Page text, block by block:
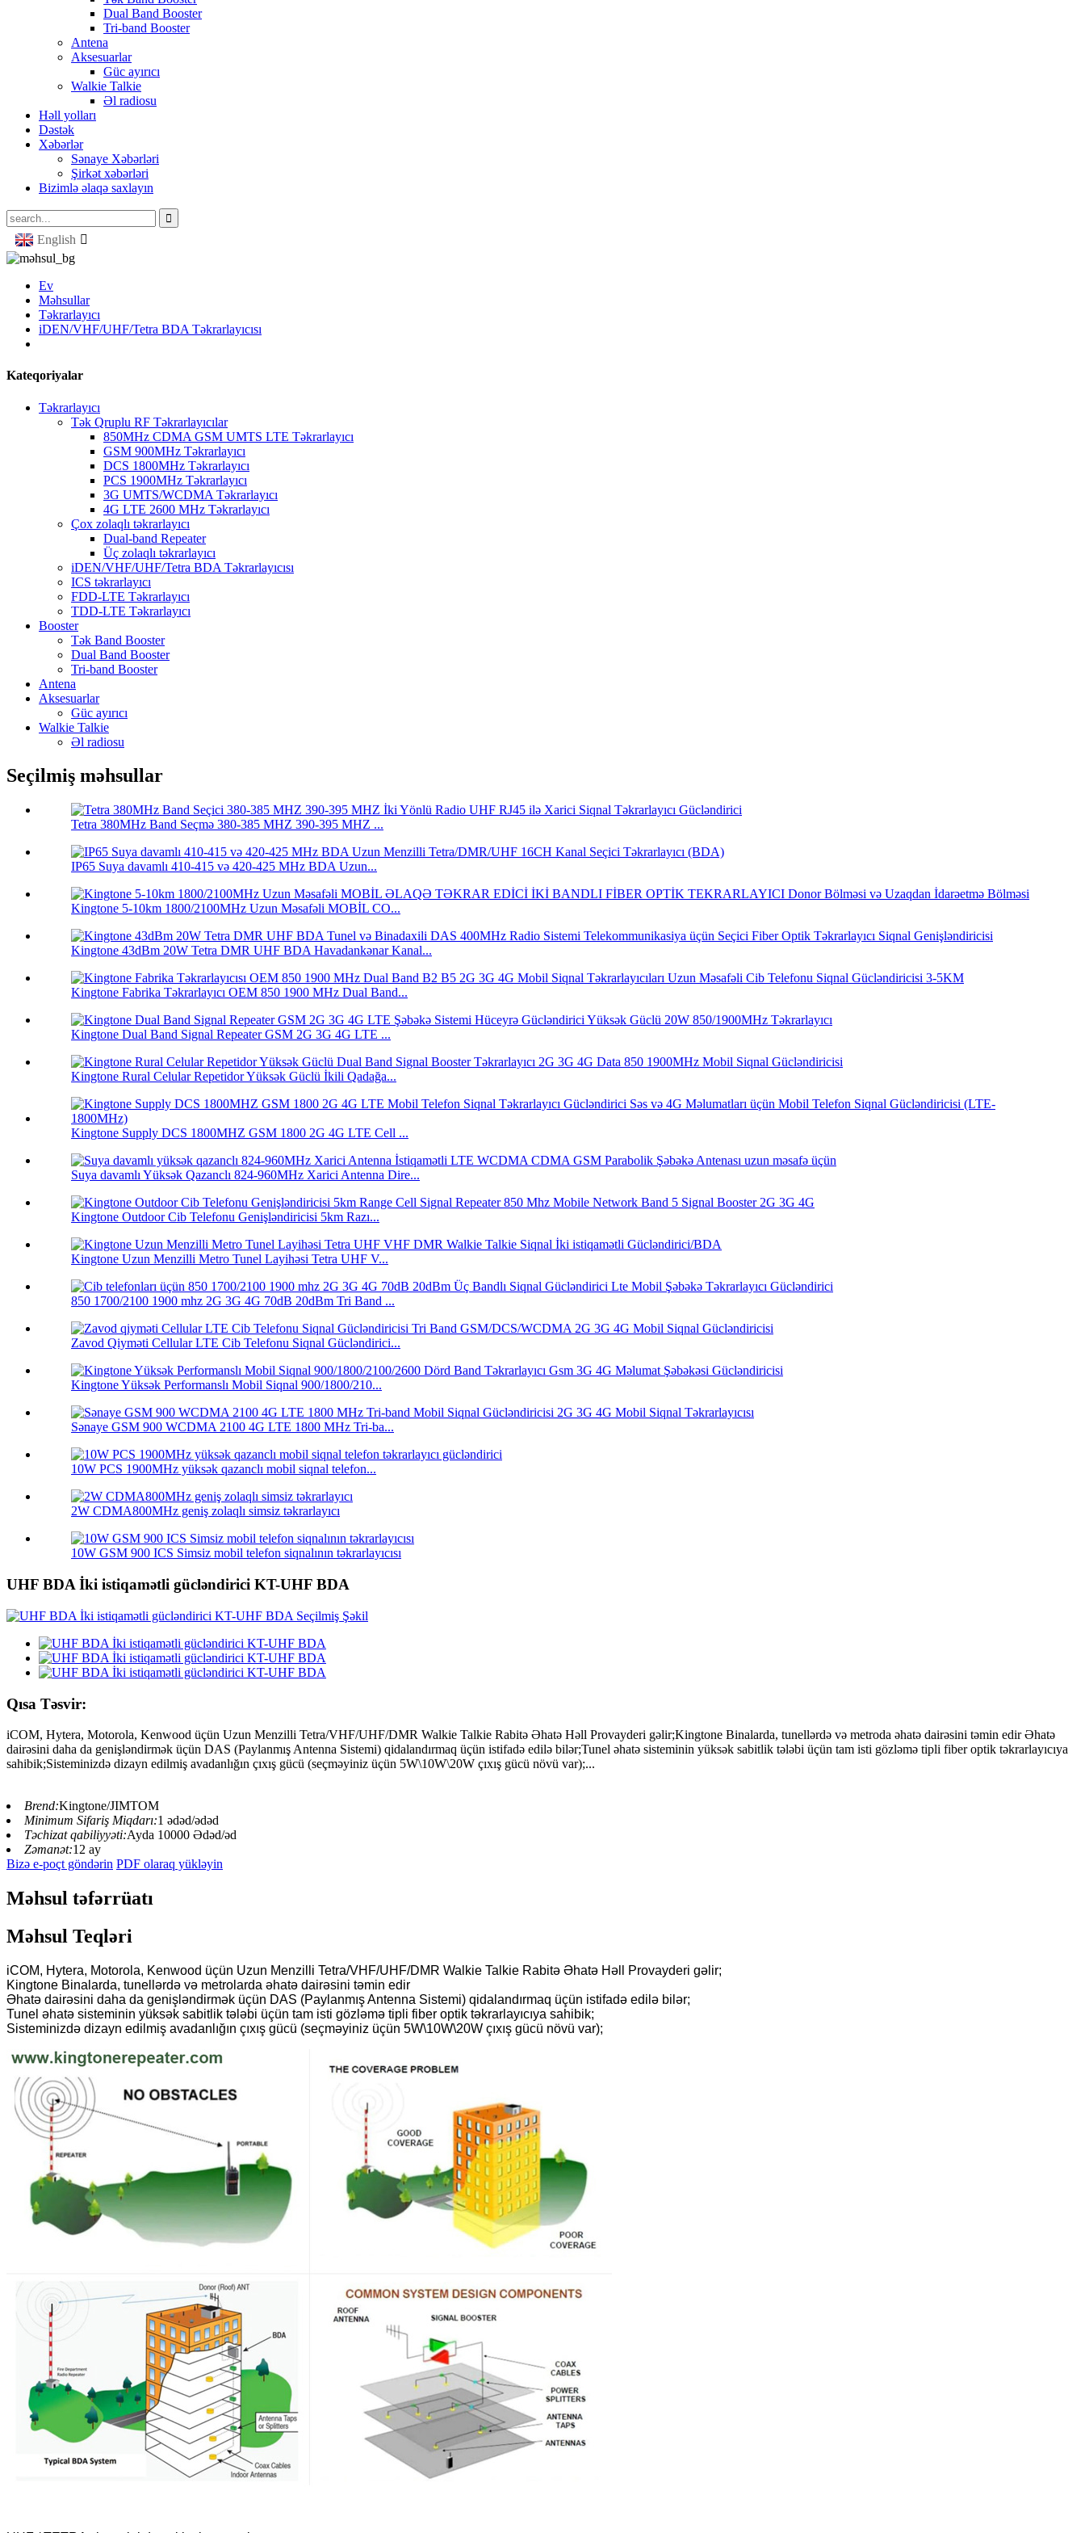
Dual Band Booster
Tri-band Booster
Antena
Aksesuarlar
Güc ayırıcı
Walkie Talkie
Əl radiosu
Həll yolları
Dəstək
Xəbərlər
Sənaye Xəbərləri
Şirkət xəbərləri
Bizimlə əlaqə saxlayın
English
Ev
Məhsullar
Təkrarlayıcı
iDEN/VHF/UHF/Tetra BDA Təkrarlayıcısı
Kateqoriyalar
Təkrarlayıcı
Tək Qruplu RF Təkrarlayıcılar
850MHz CDMA GSM UMTS LTE Təkrarlayıcı
GSM 900MHz Təkrarlayıcı
DCS 1800MHz Təkrarlayıcı
PCS 1900MHz Təkrarlayıcı
3G UMTS/WCDMA Təkrarlayıcı
4G LTE 2600 MHz Təkrarlayıcı
Çox zolaqlı təkrarlayıcı
Dual-band Repeater
Üç zolaqlı təkrarlayıcı
iDEN/VHF/UHF/Tetra BDA Təkrarlayıcısı
ICS təkrarlayıcı
FDD-LTE Təkrarlayıcı
TDD-LTE Təkrarlayıcı
Booster
Tək Band Booster
Dual Band Booster
Tri-band Booster
Antena
Aksesuarlar
Güc ayırıcı
Walkie Talkie
Əl radiosu
Seçilmiş məhsullar
Tetra 380MHz Band Seçmə 380-385 MHZ 390-395 MHZ ...
IP65 Suya davamlı 410-415 və 420-425 MHz BDA Uzun...
Kingtone 5-10km 1800/2100MHz Uzun Məsafəli MOBİL CO...
Kingtone 43dBm 20W Tetra DMR UHF BDA Havadankənar Kanal...
Kingtone Fabrika Təkrarlayıcı OEM 850 1900 MHz Dual Band...
Kingtone Dual Band Signal Repeater GSM 2G 3G 4G LTE ...
Kingtone Rural Celular Repetidor Yüksək Güclü İkili Qadağa...
Kingtone Supply DCS 1800MHZ GSM 1800 2G 4G LTE Cell ...
Suya davamlı Yüksək Qazanclı 824-960MHz Xarici Antenna Dire...
Kingtone Outdoor Cib Telefonu Genişləndiricisi 5km Razı...
Kingtone Uzun Menzilli Metro Tunel Layihəsi Tetra UHF V...
850 1700/2100 1900 mhz 2G 3G 4G 70dB 20dBm Tri Band ...
Zavod Qiyməti Cellular LTE Cib Telefonu Siqnal Gücləndirici...
Kingtone Yüksək Performanslı Mobil Siqnal 900/1800/210...
Sənaye GSM 900 WCDMA 2100 4G LTE 1800 MHz Tri-ba...
10W PCS 1900MHz yüksək qazanclı mobil siqnal telefon...
2W CDMA800MHz geniş zolaqlı simsiz təkrarlayıcı
10W GSM 900 ICS Simsiz mobil telefon siqnalının təkrarlayıcısı
UHF BDA İki istiqamətli gücləndirici KT-UHF BDA
Qısa Təsvir:
iCOM, Hytera, Motorola, Kenwood üçün Uzun Menzilli Tetra/VHF/UHF/DMR Walkie Talkie Rabitə Əhatə Həll Provayderi gəlir;Kingtone Binalarda, tunellərdə və metroda əhatə dairəsini təmin edir Əhatə
dairəsini daha da genişləndirmək üçün DAS (Paylanmış Antenna Sistemi) qidalandırmaq üçün istifadə edilə bilər;Tunel əhatə sisteminin yüksək sabitlik tələbi üçün tam isti gözləmə tipli fiber optik təkrarlayıcıya
sahibik;Sisteminizdə dizayn edilmiş avadanlığın çıxış gücü (seçməyiniz üçün 5W\10W\20W çıxış gücü növü var);...
Brend:Kingtone/JIMTOM
Minimum Sifariş Miqdarı:1 ədəd/ədəd
Təchizat qabiliyyəti:Ayda 10000 Ədəd/əd
Zəmanət:12 ay
Bizə e-poçt göndərin PDF olaraq yükləyin
Məhsul təfərrüatı
Məhsul Teqləri
iCOM, Hytera, Motorola, Kenwood üçün Uzun Menzilli Tetra/VHF/UHF/DMR Walkie Talkie Rabitə Əhatə Həll Provayderi gəlir;
Kingtone Binalarda, tunellərdə və metrolarda əhatə dairəsini təmin edir
Əhatə dairəsini daha da genişləndirmək üçün DAS (Paylanmış Antenna Sistemi) qidalandırmaq üçün istifadə edilə bilər;
Tunel əhatə sisteminin yüksək sabitlik tələbi üçün tam isti gözləmə tipli fiber optik təkrarlayıcıya sahibik;
Sisteminizdə dizayn edilmiş avadanlığın çıxış gücü (seçməyiniz üçün 5W\10W\20W çıxış gücü növü var);